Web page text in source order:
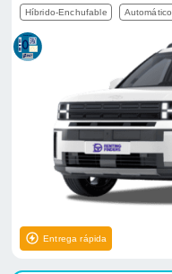
Híbrido-Enchufable Automático
Entrega rápida